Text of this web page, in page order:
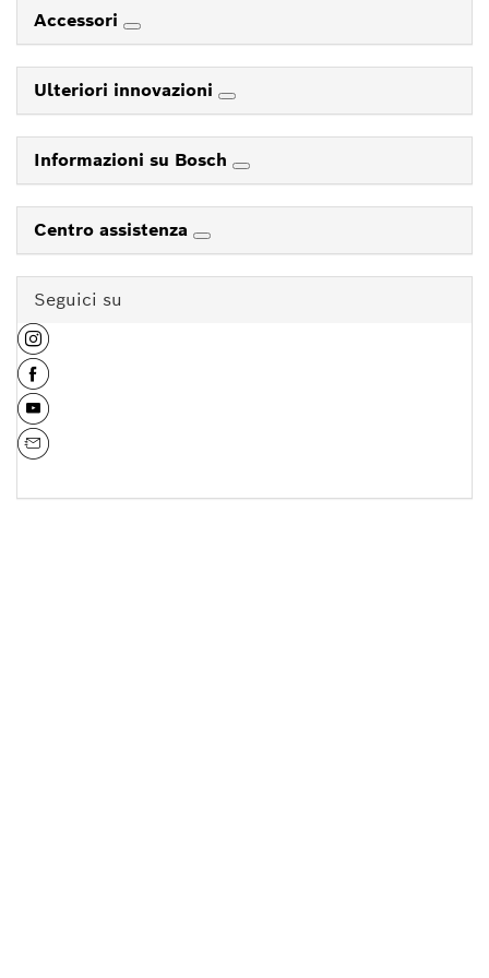
Accessori
Ulteriori innovazioni
Informazioni su Bosch
Centro assistenza
Seguici su